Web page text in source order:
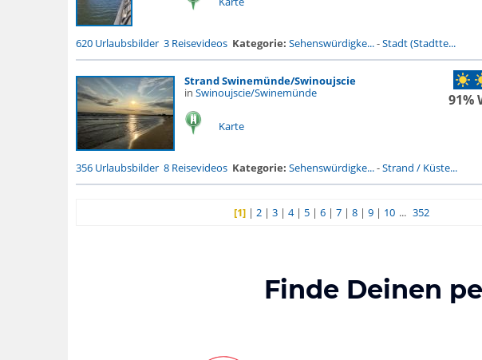
620 Urlaubsbilder 3 Reisevideos Kategorie: Sehenswürdigke...-Stadt (Stadtte...
Strand Swinemünde/Swinoujscie
in Swinoujscie/Swinemünde
Karte
91%
356 Urlaubsbilder 8 Reisevideos Kategorie: Sehenswürdigke...-Strand / Küste...
[1]| 2| 3| 4| 5| 6| 7| 8| 9| 10 ... 352
Finde Deinen